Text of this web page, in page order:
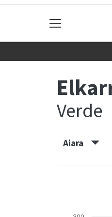
Verde
Aiara